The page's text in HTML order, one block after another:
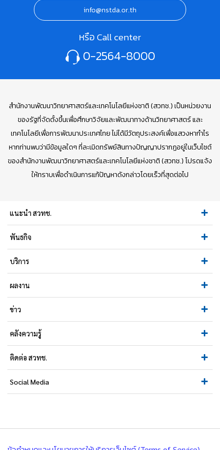
info@nstda.or.th
หรือ Call center
0-2564-8000
สำนักงานพัฒนาวิทยาศาสตร์และเทคโนโลยีแห่งชาติ (สวทช.) เป็นหน่วยงาน
ของรัฐที่จัดตั้งขึ้นเพื่อศึกษาวิจัยและพัฒนาทางด้านวิทยาศาสตร์ และ
เทคโนโลยีเพื่อการพัฒนาประเทศไทย ไม่ได้มีวัตถุประสงค์เพื่อแสวงหากำไร
หากท่านพบว่ามีข้อมูลใดๆ ที่ละเมิดทรัพย์สินทางปัญญาปรากฏอยู่ในเว็บไซต์
ของสำนักงานพัฒนาวิทยาศาสตร์และเทคโนโลยีแห่งชาติ (สวทช.) โปรดแจ้ง
ให้ทราบเพื่อดำเนินการแก้ปัญหาดังกล่าวโดยเร็วที่สุดต่อไป
แนะนำ สวทช.
พันธกิจ
บริการ
ผลงาน
ข่าว
คลังความรู้
ติดต่อ สวทช.
Social Media